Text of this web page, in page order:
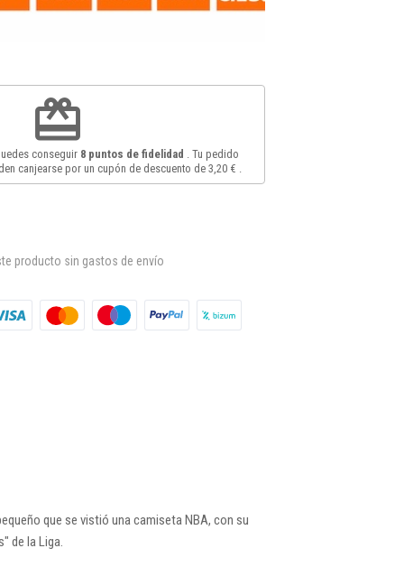
redeem
conseguir 8 puntos de fidelidad . Tu pedido
canjearse por un cupón de descuento de 3,20 €
producto sin gastos de envío
que se vistió una camiseta NBA, con su
de la Liga.